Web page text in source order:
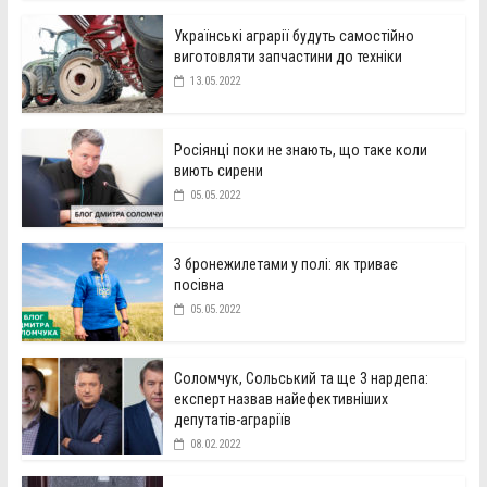
Українські аграрії будуть самостійно
виготовляти запчастини до техніки
13.05.2022
Росіянці поки не знають, що таке коли
виють сирени
05.05.2022
З бронежилетами у полі: як триває
посівна
05.05.2022
Соломчук, Сольський та ще 3 нардепа:
експерт назвав найефективніших
депутатів-аграріїв
08.02.2022